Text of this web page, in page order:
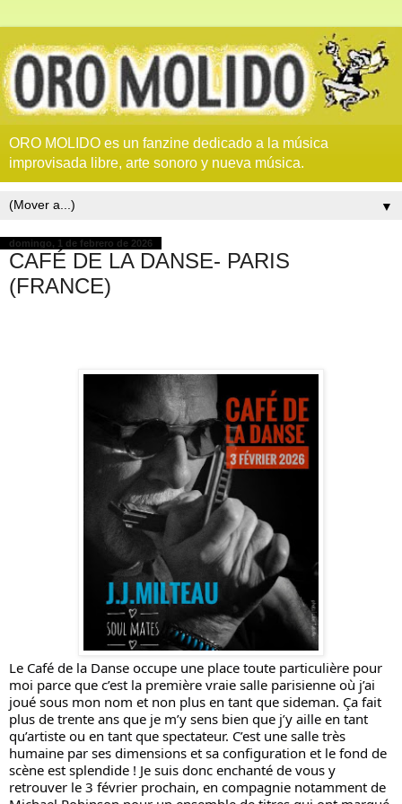
ORO MOLIDO es un fanzine dedicado a la música
improvisada libre, arte sonoro y nueva música.
▼
domingo, 1 de febrero de 2026
CAFÉ DE LA DANSE- PARIS
(FRANCE)
Le Café de la Danse occupe une place toute particulière pour
moi parce que c’est la première vraie salle parisienne où j’ai
joué sous mon nom et non plus en tant que sideman. Ça fait
plus de trente ans que je m’y sens bien que j’y aille en tant
qu’artiste ou en tant que spectateur. C’est une salle très
humaine par ses dimensions et sa configuration et le fond de
scène est splendide ! Je suis donc enchanté de vous y
retrouver le 3 février prochain, en compagnie notamment de